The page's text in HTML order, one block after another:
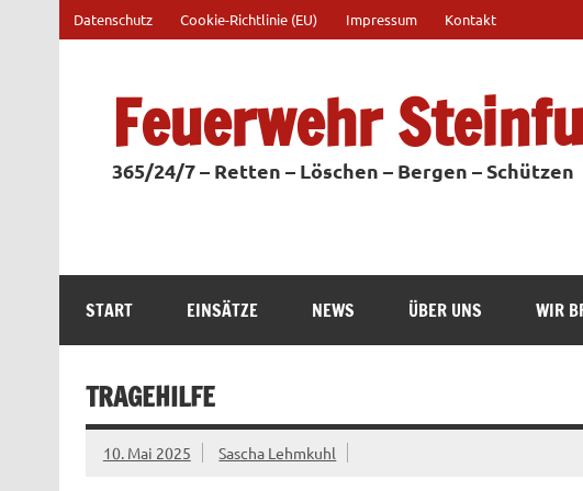
springen
Datenschutz Cookie-Richtlinie (EU) Impressum Kontakt
Feuerwehr
365/24/7 – Retten – Löschen – Bergen – Schützen
START EINSÄTZE NEWS ÜBER UNS WIR
TRAGEHILFE
10. Mai 2025 Sascha Lehmkuhl